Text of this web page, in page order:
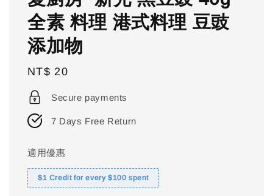
全素 料理 港式料理 豆豉
添加物
Regular
price
NT$ 20
Secure payments
7 Days Free Return
適用優惠
$1 Credit for every $100 spent